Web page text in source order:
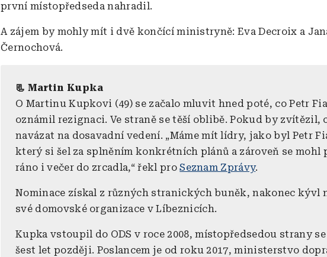
první místopředseda nahradil.
A zájem by mohly mít i dvě končící ministryně: Eva Decroix a
Černochová.
📃 Martin Kupka
O Martinu Kupkovi (49) se začalo mluvit hned poté, co Petr
oznámil rezignaci. Ve straně se těší oblibě. Pokud by zvítězil,
navázat na dosavadní vedení. „Máme mít lídry, jako byl Petr
který si šel za splněním konkrétních plánů a zároveň se mohl
ráno i večer do zrcadla,“ řekl proSeznam Zprávy.
Nominace získal z různých stranických buněk, nakonec kývl
své domovské organizace v Líbeznicích.
Kupka vstoupil do ODS v roce 2008, místopředsedou strany
šest let později. Poslancem je od roku 2017, ministerstvo